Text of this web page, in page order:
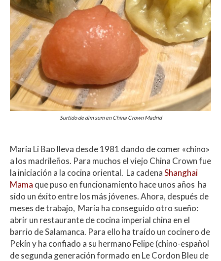
Surtido de dim sum en China Crown Madrid
María Li Bao lleva desde 1981 dando de comer «chino»
a los madrileños. Para muchos el viejo China Crown fue
la iniciación a la cocina oriental. La cadenaShanghai
Mama que puso en funcionamiento hace unos años ha
sido un éxito entre los más jóvenes. Ahora, después de
meses de trabajo, María ha conseguido otro sueño:
abrir un restaurante de cocina imperial china en el
barrio de Salamanca. Para ello ha traído un cocinero de
Pekín y ha confiado a su hermano Felipe (chino-español
de segunda generación formado en Le Cordon Bleu de